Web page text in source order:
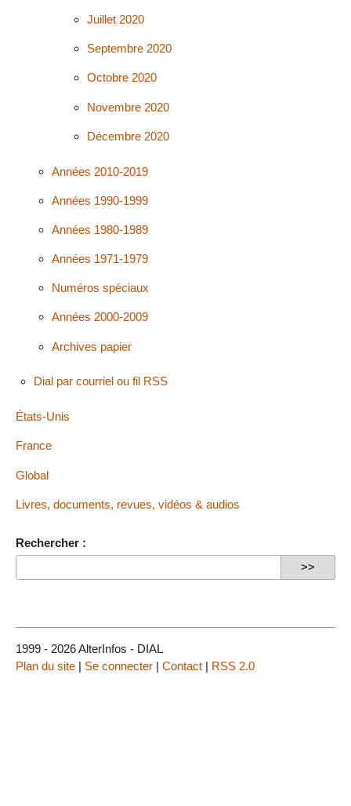
Juillet 2020
Septembre 2020
Octobre 2020
Novembre 2020
Décembre 2020
Années 2010-2019
Années 1990-1999
Années 1980-1989
Années 1971-1979
Numéros spéciaux
Années 2000-2009
Archives papier
Dial par courriel ou fil RSS
États-Unis
France
Global
Livres, documents, revues, vidéos & audios
Rechercher :
1999 - 2026 AlterInfos - DIAL
Plan du site | Se connecter | Contact | RSS 2.0